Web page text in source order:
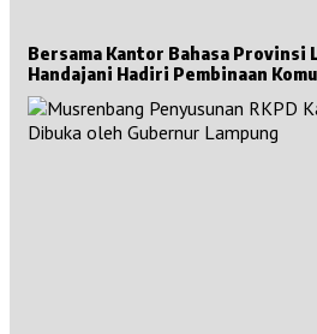
Bersama Kantor Bahasa Provinsi
Handajani Hadiri Pembinaan